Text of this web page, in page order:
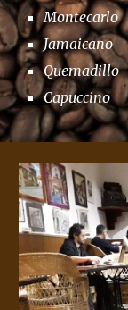
Montecarlo
Jamaicano
Quemadillo
Capuccino